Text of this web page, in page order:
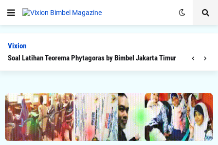
Vixion
Soal Latihan Teorema Phytagoras by Bimbel Jakarta Timur